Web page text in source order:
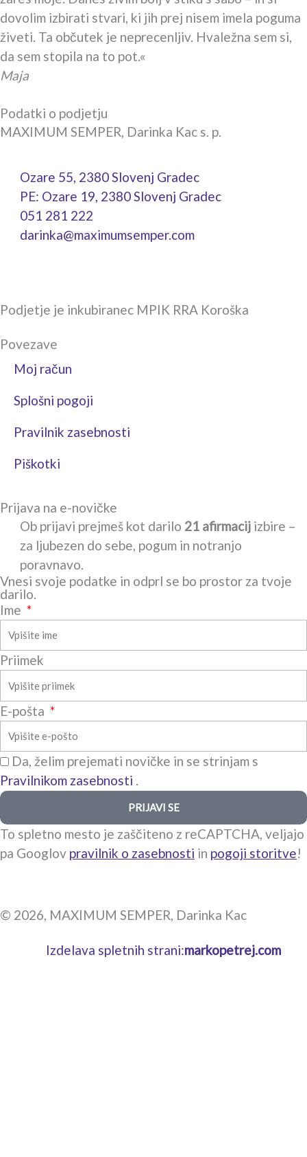
dovolim izbirati stvari, ki jih prej nisem imela poguma
živeti. Ta občutek je neprecenljiv. Hvaležna sem si,
da sem stopila na to pot.«
Maja
Podatki o podjetju
MAXIMUM SEMPER, Darinka Kac s. p.
Ozare 55, 2380 Slovenj Gradec
PE: Ozare 19, 2380 Slovenj Gradec
051 281 222
darinka@maximumsemper.com
a
c
e
b
o
o
k
-
s
q
u
a
r
e
n
s
t
a
g
r
a
m
Podjetje je inkubiranec MPIK RRA Koroška
Povezave
Moj račun
Splošni pogoji
Pravilnik zasebnosti
Piškotki
Prijava na e-novičke
Ob prijavi prejmeš kot darilo 21 afirmacijizbire –
za ljubezen do sebe, pogum in notranjo
poravnavo.
Vnesi svoje podatke in odprl se bo prostor za tvoje
darilo.
Ime
Priimek
E-pošta
Da, želim prejemati novičke in se strinjam s
Pravilnikom zasebnosti .
PRIJAVI SE
To spletno mesto je zaščiteno z reCAPTCHA, veljajo
pa Googlov pravilnik o zasebnosti in pogoji storitve!
© 2026, MAXIMUM SEMPER, Darinka Kac
Izdelava spletnih strani:markopetrej.com